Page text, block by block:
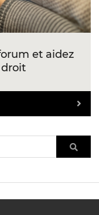
et aidez